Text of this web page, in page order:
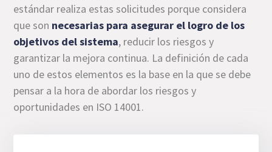
estándar realiza estas solicitudes porque considera
que son necesarias para asegurar el logro de los
objetivos del sistema, reducir los riesgos y
garantizar la mejora continua. La definición de cada
uno de estos elementos es la base en la que se debe
pensar a la hora de abordar los riesgos y
oportunidades en ISO 14001.